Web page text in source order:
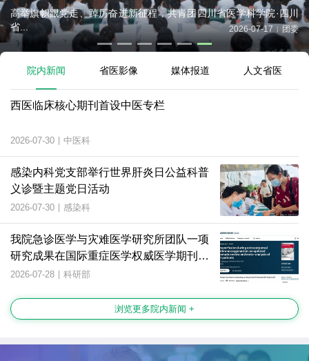
高举旗帜跟党走、踔厉奋进新征程，共青团四川省医学科学院·四川
省...
2026-07-17 | 团委
院内新闻 省医影像 媒体报道 人文省医
西医临床核心期刊首设中医专栏
2026-07-30 | 中医科
感染内科党支部举行世界肝炎日公益科普
义诊暨主题党日活动
2026-07-30 | 感染科
我院急诊医学与灾难医学研究所团队一项
研究成果在国际重症医学权威医学期刊上
发表
2026-07-28 | 科研部
浏览更多院内新闻 +